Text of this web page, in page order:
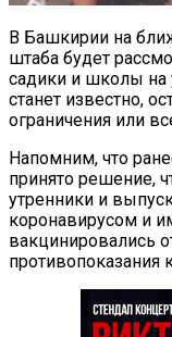
В Башкирии на
штаба будет
садики и школы на
станет известно,
ограничения или
Напомним, что
принято решение,
утренники и
коронавирусом и
вакцинировались
противопоказания